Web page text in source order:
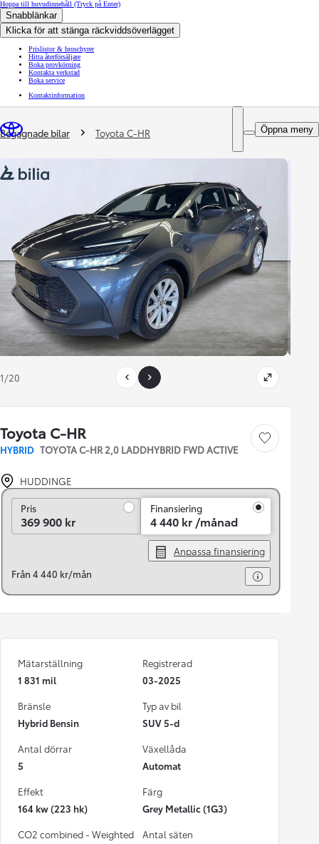
Hoppa till huvudinnehåll (Tryck på Enter)
Snabblänkar
Klicka för att stänga räckviddsöverlägget
Prislistor & broschyrer
Hitta återförsäljare
Boka provkörning
Kontakta verkstad
Boka service
Kontaktinformation
Öppna meny
You are here
Begagnade bilar Toyota C-HR
1/20
Toyota C-HR
HYBRID TOYOTA C-HR 2,0 LADDHYBRID FWD ACTIVE
Save car
HUDDINGE
PrisPris
369 900 kr
Finansiering
4 440 kr /månad
Anpassa finansiering
Från 4 440 kr/mån
Mätarställning
1 831 mil
Registrerad
03-2025
Bränsle
Hybrid Bensin
Typ av bil
SUV 5-d
Antal dörrar
5
Växellåda
Automat
Effekt
164 kw (223 hk)
Färg
Grey Metallic (1G3)
CO2 combined - Weighted
Antal säten